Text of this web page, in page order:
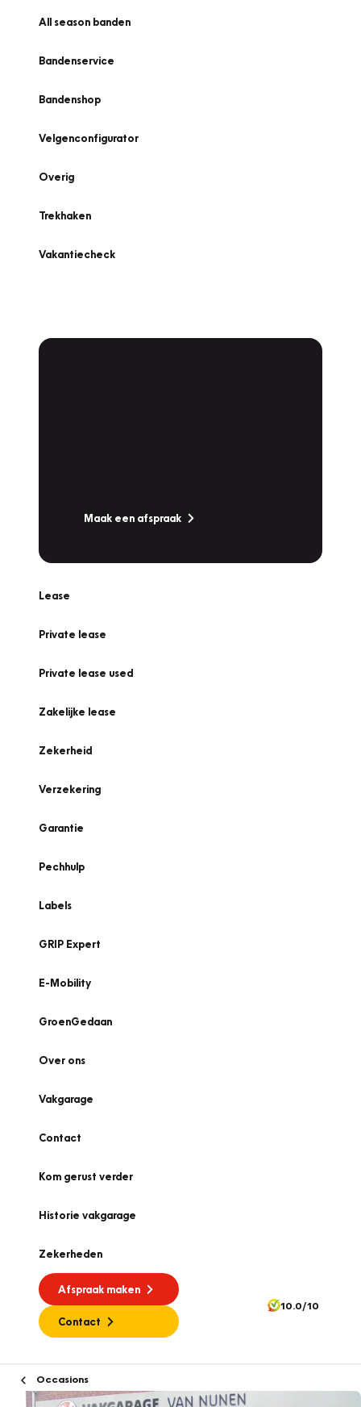
All season banden
Bandenservice
Bandenshop
Velgenconfigurator
Overig
Trekhaken
Vakantiecheck
Maak een afspraak
Lease
Private lease
Private lease used
Zakelijke lease
Zekerheid
Verzekering
Garantie
Pechhulp
Labels
GRIP Expert
E-Mobility
GroenGedaan
Over ons
Vakgarage
Contact
Kom gerust verder
Historie vakgarage
Zekerheden
Afspraak maken
Contact
10.0/10
Occasions